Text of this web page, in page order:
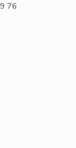
76